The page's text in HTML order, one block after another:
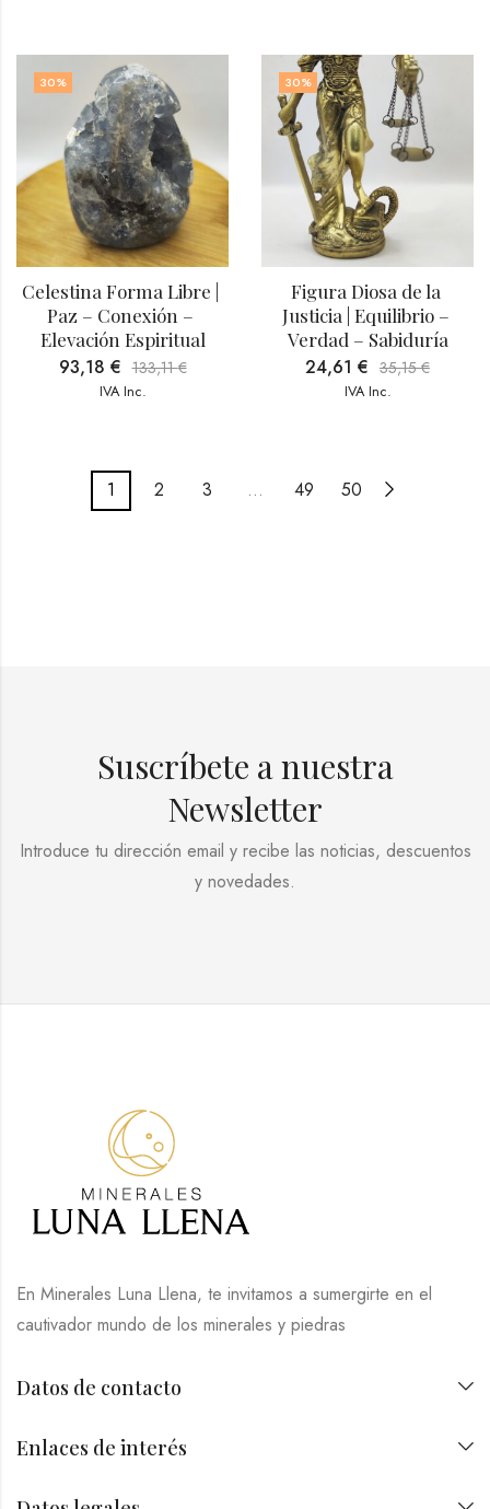
30%
Celestina Forma Libre |
Paz – Conexión –
Elevación Espiritual
93,18 € 133,11€
IVA Inc.
30%
Figura Diosa de la
Justicia | Equilibrio –
Verdad – Sabiduría
24,61 € 35,15€
IVA Inc.
1 2 3 … 49 50
Suscríbete a nuestra
Newsletter
Introduce tu dirección email y recibe las noticias, descuentos
y novedades.
En Minerales Luna Llena, te invitamos a sumergirte en el
cautivador mundo de los minerales y piedras
Datos de contacto
Enlaces de interés